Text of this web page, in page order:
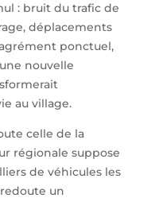
: bruit du trafic de
déplacements
ponctuel,
nouvelle
au village.
celle de la
régionale suppose
de véhicules les
un